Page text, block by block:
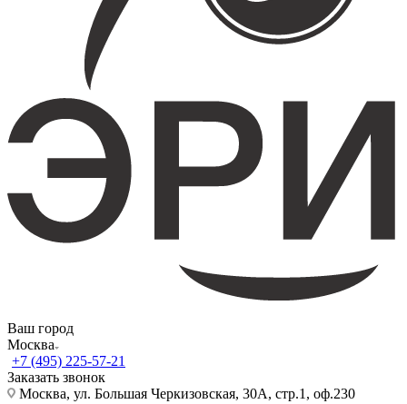
Ваш город
Москва
+7 (495) 225-57-21
Заказать звонок
Москва, ул. Большая Черкизовская, 30А, стр.1, оф.230